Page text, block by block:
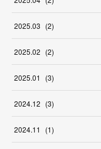
2025.03 (2)
2025.02 (2)
2025.01 (3)
2024.12 (3)
2024.11 (1)